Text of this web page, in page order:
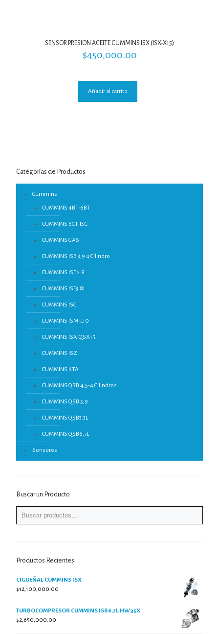
SENSOR PRESION ACEITE CUMMINS ISX (ISX-X15)
$450,000.00
Añadir al carrito
Categorías de Productos
Cummins
CUMMINS 4BT-6BT
CUMMINS 6CT-ISC
CUMMINS GAS
CUMMINS ISB 3,9 4 Cilindro
CUMMINS ISF 2.8
CUMMINS ISF3.8L
CUMMINS ISG
CUMMINS ISM-L10
CUMMINS ISX-QSX15
CUMMINS ISZ
CUMMINS KTA
CUMMINS QSB 4,5-4 Cilindros
CUMMINS QSB 5,9
CUMMINS QSB3.3L
CUMMINS QSB6.7L
Sensores
Buscar un Producto
Productos Recientes
CIGUEÑAL CUMMINS ISX
$12,100,000.00
TURBOCOMPRESOR CUMMINS ISB6.7L HW35X
$2,650,000.00